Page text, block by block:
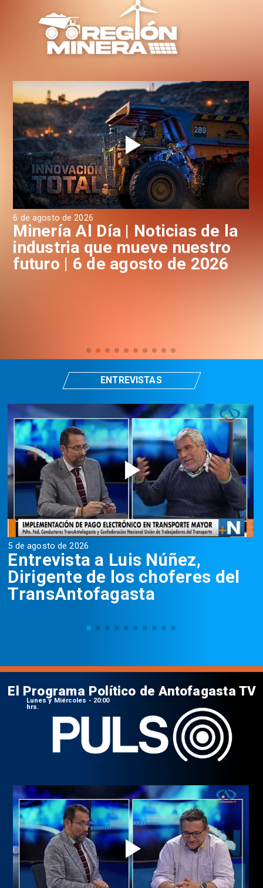
6 de agosto de 2026
Minería Al Día | Noticias de la
industria que mueve nuestro
futuro | 5 de Agosto de 2026
5 de agosto de 2026
Entrevista a Luis Núñez,
Dirigente de los choferes del
TransAntofagasta
ENTREVISTAS
El Programa Político de Antofagasta TV
Lunes y Miércoles - 20:00
hrs.